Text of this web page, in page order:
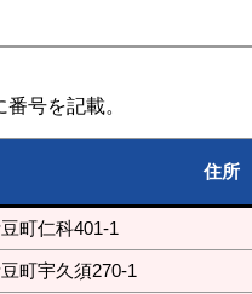
号を記載。
住所
町仁科401-1
町宇久須270-1